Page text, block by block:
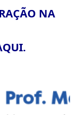
NA